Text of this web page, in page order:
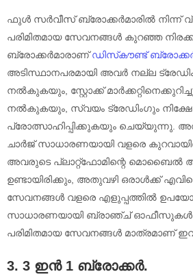
ഫുൾ സർവീസ് ബ്രോക്കർമാരിൽ നിന്ന്
പരിമിതമായ സേവനങ്ങൾ കുറഞ്ഞ
ബ്രോക്കർമാരാണ്ഡിസ്‌കൗണ്ട്
അടിസ്ഥാനപരമായി അവർ നല്ല
നൽകുകയും, സ്റ്റോക്ക്
നൽകുകയും, സ്വയം ട്രേഡിംഗും
പ്രോത്സാഹിപ്പിക്കുകയും ചെയ്യുന്നു.
ചാർജ് സാധാരണയായി വളരെ
അവരുടെ പ്ലാറ്റ്‌ഫോമിന്റെ മൊബൈൽ
ഉണ്ടായിരിക്കും, അതുവഴി ഒരാൾക്ക്
സേവനങ്ങൾ വളരെ എളുപ്പത്തിൽ
സാധാരണയായി ബ്രാഞ്ച് ഓഫീസുകൾ
പരിമിതമായ സേവനങ്ങൾ മാത്രമാണ്
3. 3 ഇൻ 1 ബ്രോക്കർ.